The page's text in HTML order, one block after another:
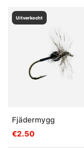
Uitverkocht
Fjädermygg
€2.50